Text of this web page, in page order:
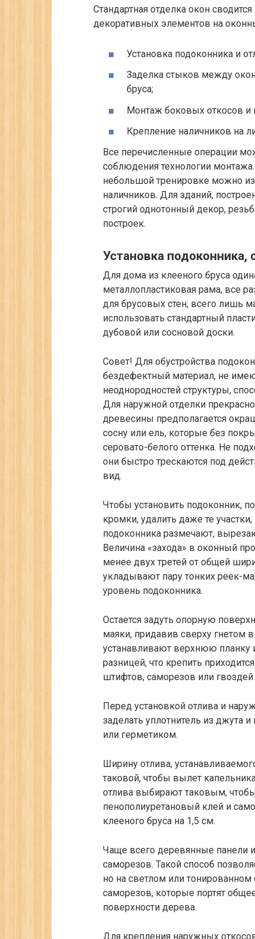
Стандартная отделка окон
декоративных элементов на
Установка подоконника и
Заделка стыков между
бруса;
Монтаж боковых откосов и
Крепление наличников на
Все перечисленные операции
соблюдения технологии
небольшой тренировке можно
наличников. Для зданий,
строгий однотонный декор,
построек.
Установка подоконника,
Для дома из клееного бруса
металлопластиковая рама, все
для брусовых стен, всего лишь
использовать стандартный
дубовой или сосновой доски.
Совет! Для обустройства
бездефектный материал, не
неоднородностей структуры,
Для наружной отделки
древесины предполагается
сосну или ель, которые без
серовато-белого оттенка. Не
они быстро трескаются под
вид.
Чтобы установить подоконник,
кромки, удалить даже те
подоконника размечают,
Величина «захода» в оконный
менее двух третей от общей
укладывают пару тонких реек-
уровень подоконника.
Остается задуть опорную
маяки, придавив сверху гнетом
устанавливают верхнюю планку
разницей, что крепить
штифтов, саморезов или
Перед установкой отлива и
заделать уплотнитель из джута
или герметиком.
Ширину отлива,
таковой, чтобы вылет
отлива выбирают таковым,
пенополиуретановый клей и
клееного бруса на 1,5 см.
Чаще всего деревянные панели
саморезов. Такой способ
но на светлом или
саморезов, которые портят
поверхности дерева.
Для крепления наружных